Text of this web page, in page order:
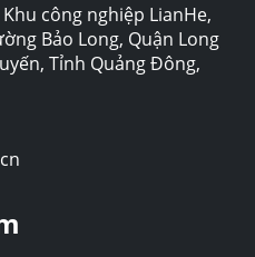
công nghiệp LianHe,
Bảo Long, Quận Long
Tỉnh Quảng Đông,